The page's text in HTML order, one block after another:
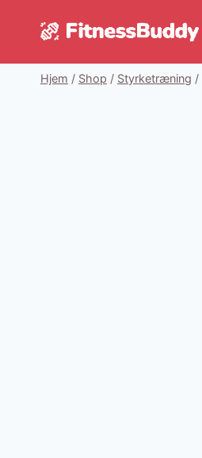
Hjem / Shop / Styrketræning /